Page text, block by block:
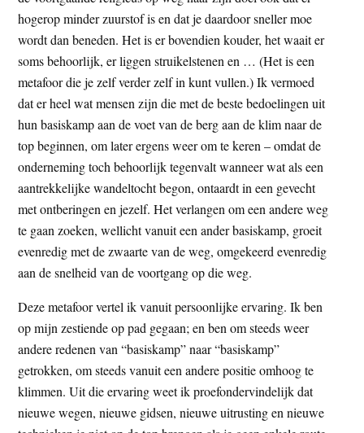
hogerop minder zuurstof is en dat je daardoor sneller moe
wordt dan beneden. Het is er bovendien kouder, het waait er
soms behoorlijk, er liggen struikelstenen en … (Het is een
metafoor die je zelf verder zelf in kunt vullen.) Ik vermoed
dat er heel wat mensen zijn die met de beste bedoelingen uit
hun basiskamp aan de voet van de berg aan de klim naar de
top beginnen, om later ergens weer om te keren – omdat de
onderneming toch behoorlijk tegenvalt wanneer wat als een
aantrekkelijke wandeltocht begon, ontaardt in een gevecht
met ontberingen en jezelf. Het verlangen om een andere weg
te gaan zoeken, wellicht vanuit een ander basiskamp, groeit
evenredig met de zwaarte van de weg, omgekeerd evenredig
aan de snelheid van de voortgang op die weg.
Deze metafoor vertel ik vanuit persoonlijke ervaring. Ik ben
op mijn zestiende op pad gegaan; en ben om steeds weer
andere redenen van “basiskamp” naar “basiskamp”
getrokken, om steeds vanuit een andere positie omhoog te
klimmen. Uit die ervaring weet ik proefondervindelijk dat
nieuwe wegen, nieuwe gidsen, nieuwe uitrusting en nieuwe